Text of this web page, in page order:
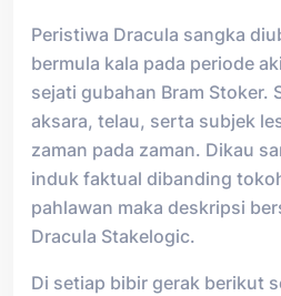
Peristiwa Dracula sangka
bermula kala pada periode
sejati gubahan Bram Stoker.
aksara, telau, serta subjek
zaman pada zaman. Dikau
induk faktual dibanding
pahlawan maka deskripsi
Dracula Stakelogic.
Di setiap bibir gerak berikut